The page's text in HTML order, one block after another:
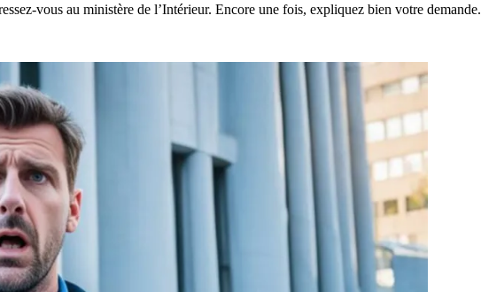
vous au ministère de l’Intérieur. Encore une fois, expliquez bien votre demande.